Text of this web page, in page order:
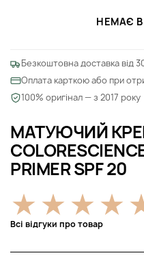
МАТУЮЧИЙ
PRIMER SPF 20
Всі відгуки про товар
НЕМАЄ
Безкоштовна доставка від
Оплата карткою або при
100% оригінал — з 2017 року